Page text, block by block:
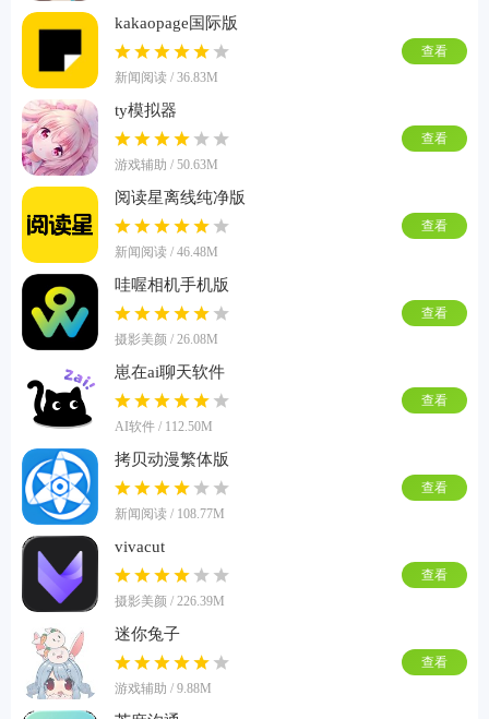
kakaopage国际版
新闻阅读 / 36.83M
查看
ty模拟器
游戏辅助 / 50.63M
查看
阅读星离线纯净版
新闻阅读 / 46.48M
查看
哇喔相机手机版
摄影美颜 / 26.08M
查看
崽在ai聊天软件
AI软件 / 112.50M
查看
拷贝动漫繁体版
新闻阅读 / 108.77M
查看
vivacut
摄影美颜 / 226.39M
查看
迷你兔子
游戏辅助 / 9.88M
查看